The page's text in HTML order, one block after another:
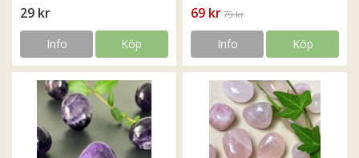
29 kr
Info Köp
69 kr 79 kr
Info Köp